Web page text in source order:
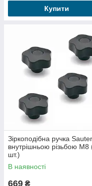
Купити
Зіркоподібна ручка
внутрішньою різьбою M8
шт.)
В наявності
669 ₴